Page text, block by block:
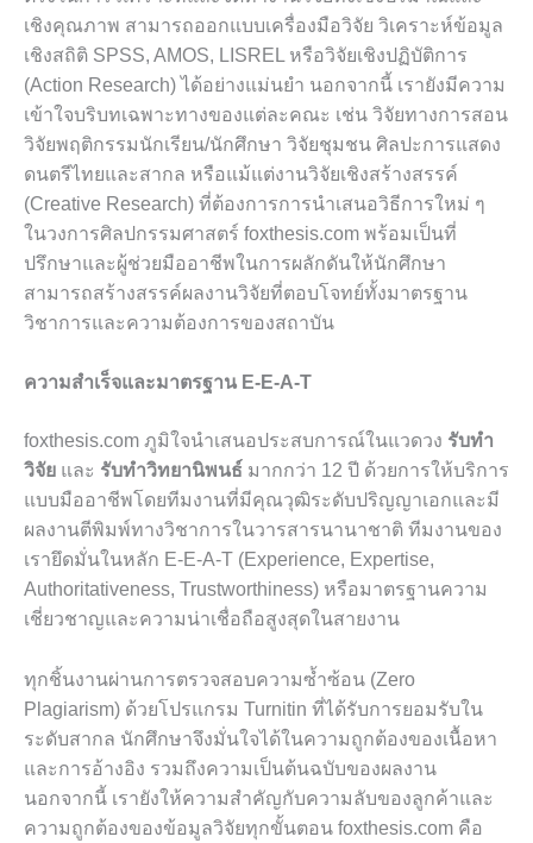
เชิงคุณภาพ สามารถออกแบบเครื่องมือวิจัย วิเคราะห์ข้อมูล
เชิงสถิติ SPSS, AMOS, LISREL หรือวิจัยเชิงปฏิบัติการ
(Action Research) ได้อย่างแม่นยำ นอกจากนี้ เรายังมีความ
เข้าใจบริบทเฉพาะทางของแต่ละคณะ เช่น วิจัยทางการสอน
วิจัยพฤติกรรมนักเรียน/นักศึกษา วิจัยชุมชน ศิลปะการแสดง
ดนตรีไทยและสากล หรือแม้แต่งานวิจัยเชิงสร้างสรรค์
(Creative Research) ที่ต้องการการนำเสนอวิธีการใหม่ ๆ
ในวงการศิลปกรรมศาสตร์ foxthesis.com พร้อมเป็นที่
ปรึกษาและผู้ช่วยมืออาชีพในการผลักดันให้นักศึกษา
สามารถสร้างสรรค์ผลงานวิจัยที่ตอบโจทย์ทั้งมาตรฐาน
วิชาการและความต้องการของสถาบัน
ความสำเร็จและมาตรฐาน E-E-A-T
foxthesis.com ภูมิใจนำเสนอประสบการณ์ในแวดวง รับทำ
วิจัย และ รับทำวิทยานิพนธ์ มากกว่า 12 ปี ด้วยการให้บริการ
แบบมืออาชีพโดยทีมงานที่มีคุณวุฒิระดับปริญญาเอกและมี
ผลงานตีพิมพ์ทางวิชาการในวารสารนานาชาติ ทีมงานของ
เรายึดมั่นในหลัก E-E-A-T (Experience, Expertise,
Authoritativeness, Trustworthiness) หรือมาตรฐานความ
เชี่ยวชาญและความน่าเชื่อถือสูงสุดในสายงาน
ทุกชิ้นงานผ่านการตรวจสอบความซ้ำซ้อน (Zero
Plagiarism) ด้วยโปรแกรม Turnitin ที่ได้รับการยอมรับใน
ระดับสากล นักศึกษาจึงมั่นใจได้ในความถูกต้องของเนื้อหา
และการอ้างอิง รวมถึงความเป็นต้นฉบับของผลงาน
นอกจากนี้ เรายังให้ความสำคัญกับความลับของลูกค้าและ
ความถูกต้องของข้อมูลวิจัยทุกขั้นตอน foxthesis.com คือ